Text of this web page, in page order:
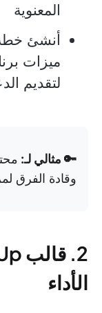
المعنوية
أنشئ خطة
ميزات
لتقديم
🔑 مثالي لـ:
وقادة الفرق
الأداء